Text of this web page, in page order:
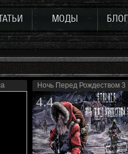
МОДЫ БЛОГ
Ночь Перед Рождеством 3
4.4